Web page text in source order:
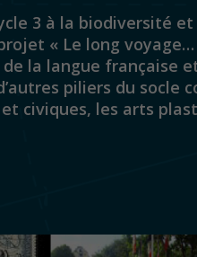
3 à la biodiversité et
« Le long voyage…
de la langue française
piliers du socle
civiques, les arts